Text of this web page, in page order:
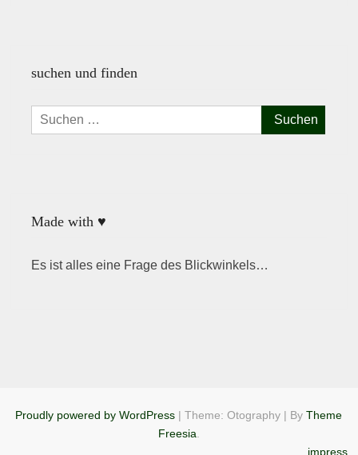
suchen und finden
Suchen
nach:
Made with ♥
Es ist alles eine Frage des Blickwinkels…
Proudly powered by WordPress |Theme: Otography | ByTheme
Freesia
impress